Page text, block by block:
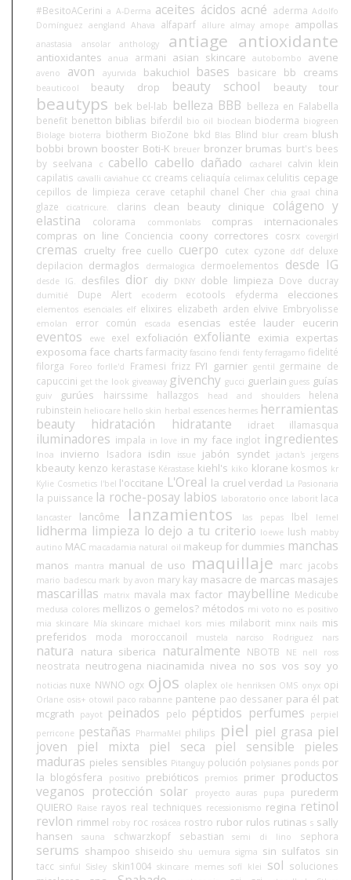
#BesitoACerini a A-Derma aceites ácidos acné aderma Adolfo
Domínguez aengland Ahava alfaparf allure almay amope ampollas
anastasia ansolar anthology antiage antioxidante
antioxidantes anua armani asian skincare autobombo avene
aveno avon ayurvida bakuchiol bases basicare bb creams
beauticool beauty drop beauty school beauty tour
beautyps bek bel-lab belleza BBB belleza en Falabella
benefit benetton biblias biferdil bio oil bioclean bioderma biogreen
Biolage bioterra biotherm BioZone bkd Blas Blind blur cream blush
bobbi brown booster Boti-K breuer bronzer brumas burt's bees
by seelvana
c cabello cabello dañado cacharel
calvin klein
capilatis cavalli caviahue cc creams celiaquía celimax celulitis cepage
cepillos de limpieza cerave cetaphil chanel Cher chia graal china
glaze
cicatricure. clarins clean beauty clinique
colágeno y
elastina
colorama commonlabs
compras internacionales
compras on line Conciencia coony correctores cosrx covergirl
cremas cruelty free cuello cuerpo cutex cyzone ddf deluxe
depilacion dermaglos dermalogica dermoelementos desde IG
desde IG. desfiles dior diy DKNY doble limpieza Dove ducray
dumitié Dupe Alert ecoderm ecotools efyderma elecciones
elementos esenciales elf elixires elizabeth arden elvive Embryolisse
emolan error común escada esencias estée lauder eucerin
eventos ewe exel exfoliación exfoliante eximia expertas
exposoma face charts farmacity fascino fendi fenty ferragamo fidelité
filorga
Foreo forlle'd Framesi frizz FYI garnier gentil germaine de
capuccini get the look giveaway givenchy gucci guerlain guess guías
guiv gurúes hairssime hallazgos head and shoulders
helena
rubinstein heliocare hello skin herbal essences hermes herramientas
beauty
hidratación hidratante idraet illamasqua
iluminadores impala in love in my face inglot ingredientes
Inoa invierno Isadora isdin issue jabón syndet jactan's jergens
kbeauty kenzo kerastase Kérastase kiehl's kiko klorane kosmos kr
Kylie Cosmetics l'bel l'occitane L'Oreal la cruel verdad La Pasionaria
la puissance la roche-posay labios laboratorio once laborit laca
lancaster lancôme lanzamientos las pepas lbel lemel
lidherma limpieza lo dejo a tu criterio loewe lush mabby
autino MAC macadamia natural oil makeup for dummies manchas
manos mantra manual de uso maquillaje marc jacobs
mario badescu mark by avon mary kay masacre de marcas masajes
mascarillas matrix mavala max factor maybelline Medicube
medusa colores mellizos o gemelos? métodos mi voto no es positivo
mia skincare Mía skincare michael kors mies milaborit minx nails mis
preferidos
moda moroccanoil mustela narciso Rodriguez nars
natura natura siberica naturalmente NBOTB NE nell ross
neostrata neutrogena niacinamida nivea no sos vos soy yo
noticias nuxe NWNO ogx ojos olaplex ole henriksen OMS onyx opi
Orlane osis+ otowil paco rabanne pantene pao dessaner para él pat
mcgrath
payot peinados pelo péptidos perfumes
perpiel
perricone pestañas PharmaMel philips piel piel grasa piel
joven
piel mixta piel seca piel sensible
pieles
maduras pieles sensibles Pitanguy polución polysianes ponds por
la blogósfera
positivo prebióticos premios primer productos
veganos protección solar proyecto auras pupa
purederm
QUIERO Raise rayos real techniques recessionismo regina retinol
revlon rimmel roby roc rosácea rostro rubor rulos rutinas s sally
hansen
sauna schwarzkopf sebastian semi di lino sephora
serums shampoo shiseido shu uemura sigma sin sulfatos sin
tacc sinful Sisley skin1004 skincare memes sofí klei sol soluciones